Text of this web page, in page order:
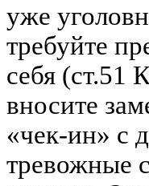
уже
требуйте
себя (ст.51
вносите
«чек-ин» с
тревожные